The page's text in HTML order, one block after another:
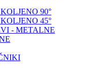
90°
45°
- METALNE